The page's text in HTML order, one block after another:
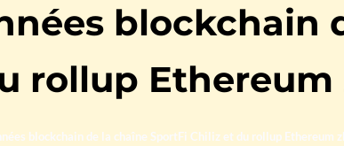
blockchain
rollup Ethereum
blockchain de la chaîne SportFi Chiliz et du rollup Ethereum